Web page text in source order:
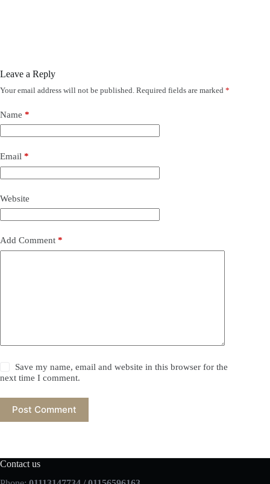
Leave a Reply
Your email address will not be published. Required fields are marked *
Name *
Email *
Website
Add Comment *
Save my name, email and website in this browser for the
next time I comment.
Post Comment
Contact us